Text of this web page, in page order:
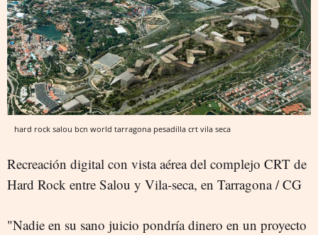
hard rock salou bcn world tarragona pesadilla crt vila seca
Recreación digital con vista aérea del complejo CRT de
Hard Rock entre Salou y Vila-seca, en Tarragona / CG
"Nadie en su sano juicio pondría dinero en un proyecto